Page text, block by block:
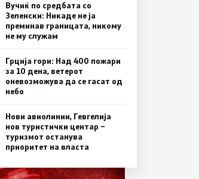
Вучиќ по средбата со
Зеленски: Никаде не ја
преминав границата, никому
не му служам
Грција гори: Над 400 пожари
за 10 дена, ветерот
оневозможува да се гасат од
небо
Нови авиолинии, Гевгелија
нов туристички центар –
туризмот останува
приоритет на власта